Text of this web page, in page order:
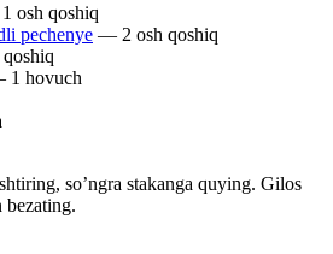
osh qoshiq
pechenye — 2 osh qoshiq
1 hovuch
so’ngra stakanga quying. Gilos